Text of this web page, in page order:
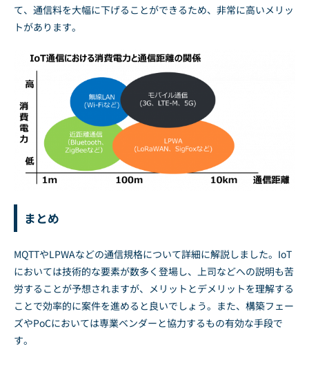
て、通信料を大幅に下げることができるため、非常に高いメリッ
トがあります。
まとめ
MQTTやLPWAなどの通信規格について詳細に解説しました。IoT
においては技術的な要素が数多く登場し、上司などへの説明も苦
労することが予想されますが、メリットとデメリットを理解する
ことで効率的に案件を進めると良いでしょう。また、構築フェー
ズやPoCにおいては専業ベンダーと協力するもの有効な手段で
す。